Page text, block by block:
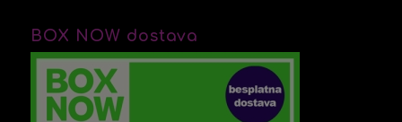
BOX NOW dostava